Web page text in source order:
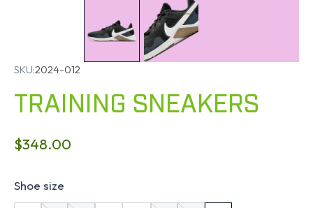
SKU:2024-012
TRAINING SNEAKERS
$348.00
Shoe size